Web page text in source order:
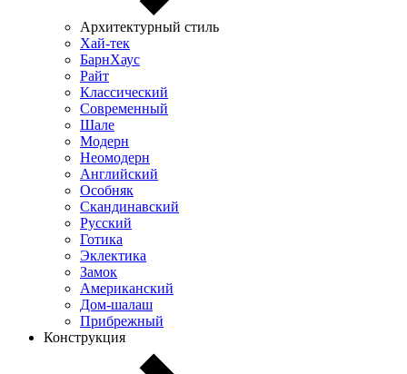
Архитектурный стиль
Хай-тек
БарнХаус
Райт
Классический
Современный
Шале
Модерн
Неомодерн
Английский
Особняк
Скандинавский
Русский
Готика
Эклектика
Замок
Американский
Дом-шалаш
Прибрежный
Конструкция